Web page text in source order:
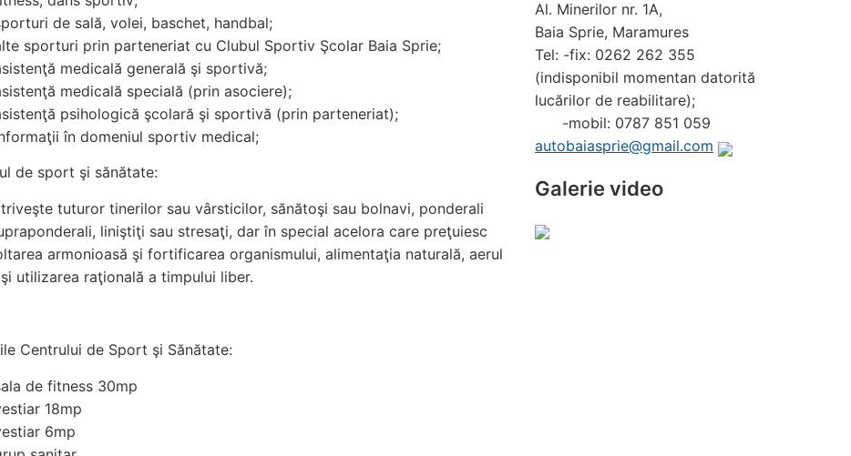
de sală, volei, baschet, handbal;
sporturi prin parteneriat cu Clubul Sportiv Şcolar Baia Sprie;
medicală generală şi sportivă;
medicală specială (prin asociere);
psihologică şcolară şi sportivă (prin parteneriat);
în domeniul sportiv medical;
de sport şi sănătate:
tuturor tinerilor sau vârsticilor, sănătoşi sau bolnavi, ponderali
liniştiţi sau stresaţi, dar în special acelora care preţuiesc
armonioasă şi fortificarea organismului, alimentaţia naturală, aerul
utilizarea raţională a timpului liber.
Centrului de Sport şi Sănătate:
de fitness 30mp
18mp
6mp
Al. Minerilor nr. 1A,
Baia Sprie, Maramures
Tel: -fix: 0262 262 355
(indisponibil momentan datorită
lucărilor de reabilitare);
-mobil: 0787 851 059
autobaiasprie@gmail.com
Galerie video